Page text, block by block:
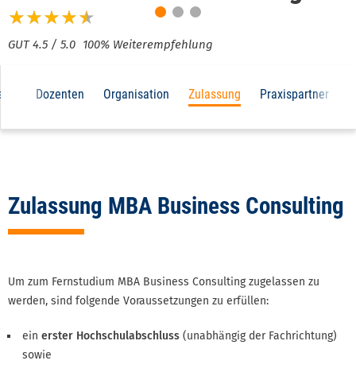
100% Weiterempfehlung
Dozenten Organisation Zulassung Praxispartner
Zulassung MBA Business Consulting
Um zum Fernstudium MBA Business Consulting zugelassen zu
werden, sind folgende Voraussetzungen zu erfüllen:
einerster Hochschulabschluss (unabhängig der Fachrichtung)
sowie